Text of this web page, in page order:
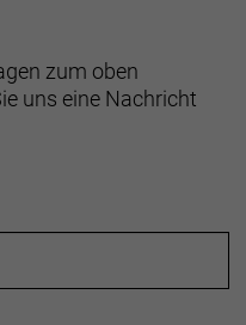
zum oben
uns eine Nachricht